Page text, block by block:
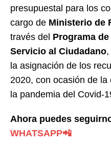
presupuestal para los
cargo de Ministerio de
través del Programa
Servicio al Ciudadano
la asignación de los
2020, con ocasión de
la pandemia del Covid-
Ahora puedes
WHATSAPP📲